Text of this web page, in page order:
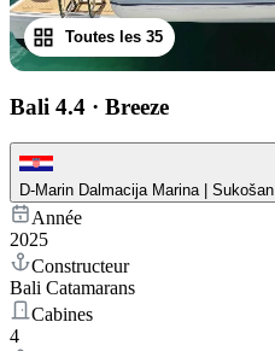
Toutes les 35
Bali 4.4 · Breeze
D-Marin Dalmacija Marina | Sukošan
Année
2025
Constructeur
Bali Catamarans
Cabines
4